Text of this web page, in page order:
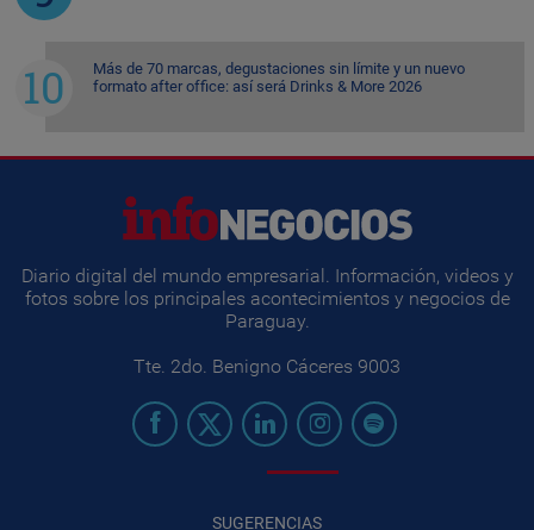
Más de 70 marcas, degustaciones sin límite y un nuevo
formato after office: así será Drinks & More 2026
Diario digital del mundo empresarial. Información, videos y
fotos sobre los principales acontecimientos y negocios de
Paraguay.
Tte. 2do. Benigno Cáceres 9003
SUGERENCIAS